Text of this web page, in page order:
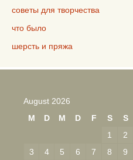
советы для творчества
что было
шерсть и пряжа
August 2026
M
D M D F S
S
1
2
3
4 5 6 7 8
9